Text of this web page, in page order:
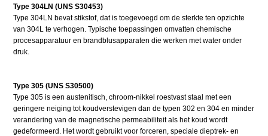
Type 304LN (UNS S30453)
Type 304LN bevat stikstof, dat is toegevoegd om de sterkte ten opzichte
van 304L te verhogen. Typische toepassingen omvatten chemische
procesapparatuur en brandblusapparaten die werken met water onder
druk.
Type 305 (UNS S30500)
Type 305 is een austenitisch, chroom-nikkel roestvast staal met een
geringere neiging tot koudverstevigen dan de typen 302 en 304 en minder
verandering van de magnetische permeabiliteit als het koud wordt
gedeformeerd. Het wordt gebruikt voor forceren, speciale dieptrek- en